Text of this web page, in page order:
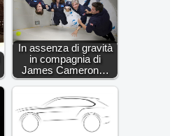
In assenza di gravità
in compagnia di
James Cameron…